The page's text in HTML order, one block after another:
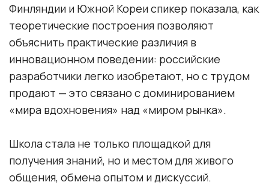
Финляндии и Южной Кореи спикер показала, как
теоретические построения позволяют
объяснить практические различия в
инновационном поведении: российские
разработчики легко изобретают, но с трудом
продают — это связано с доминированием
«мира вдохновения» над «миром рынка».
Школа стала не только площадкой для
получения знаний, но и местом для живого
общения, обмена опытом и дискуссий.